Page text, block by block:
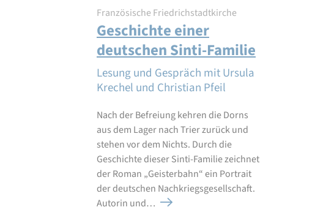
Französische Friedrichstadtkirche
Geschichte einer
deutschen Sinti-Familie
Lesung und Gespräch mit Ursula
Krechel und Christian Pfeil
Nach der Befreiung kehren die Dorns
aus dem Lager nach Trier zurück und
stehen vor dem Nichts. Durch die
Geschichte dieser Sinti-Familie zeichnet
der Roman „Geisterbahn“ ein Portrait
der deutschen Nachkriegsgesellschaft.
Autorin und…